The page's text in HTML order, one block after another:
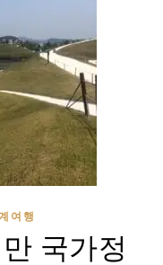
여행
국가정